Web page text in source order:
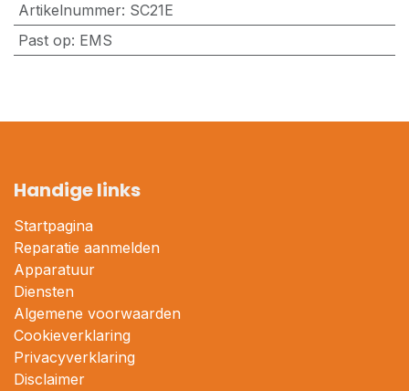
Artikelnummer: SC21E
Past op: EMS
Handige links
Startpagina
Reparatie aanmelden
Apparatuur
Diensten
Algemene voorwaarden
Cookieverklaring
Privacyverklaring
Disclaimer